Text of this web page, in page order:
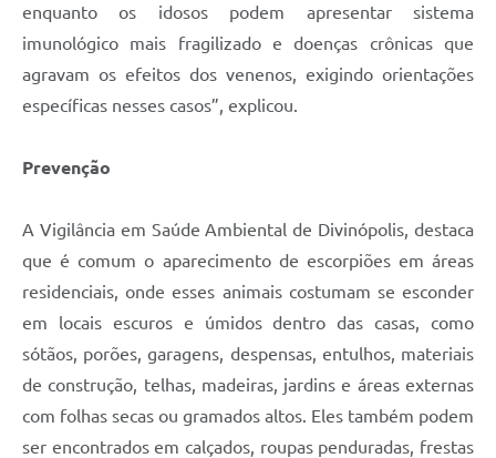
enquanto os idosos podem apresentar sistema
imunológico mais fragilizado e doenças crônicas que
agravam os efeitos dos venenos, exigindo orientações
específicas nesses casos”, explicou.
Prevenção
A Vigilância em Saúde Ambiental de Divinópolis, destaca
que é comum o aparecimento de escorpiões em áreas
residenciais, onde esses animais costumam se esconder
em locais escuros e úmidos dentro das casas, como
sótãos, porões, garagens, despensas, entulhos, materiais
de construção, telhas, madeiras, jardins e áreas externas
com folhas secas ou gramados altos. Eles também podem
ser encontrados em calçados, roupas penduradas, frestas